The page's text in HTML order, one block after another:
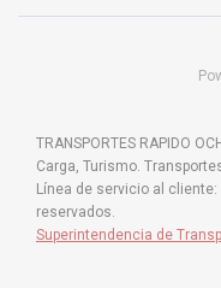
TRANSPORTES RAPIDO
Carga, Turismo.
Línea de servicio al
reservados.
Superintendencia de